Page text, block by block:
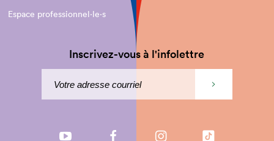
Espace professionnel·le⋅s
Inscrivez-vous à l'infolettre